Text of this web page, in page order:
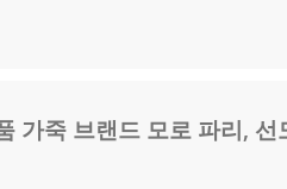
가죽 브랜드 모로 파리,